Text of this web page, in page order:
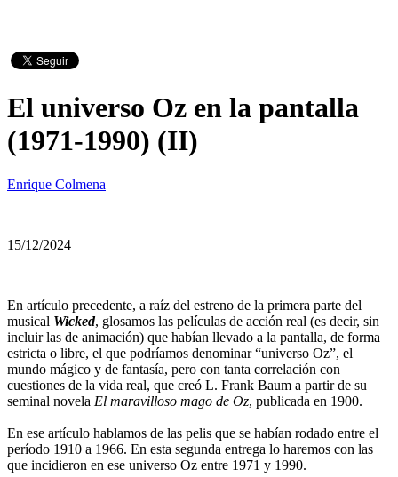
El universo Oz en la pantalla
(1971-1990) (II)
Enrique Colmena
15/12/2024
En artículo precedente, a raíz del estreno de la primera parte del
musical Wicked, glosamos las películas de acción real (es decir, sin
incluir las de animación) que habían llevado a la pantalla, de forma
estricta o libre, el que podríamos denominar “universo Oz”, el
mundo mágico y de fantasía, pero con tanta correlación con
cuestiones de la vida real, que creó L. Frank Baum a partir de su
seminal novela El maravilloso mago de Oz, publicada en 1900.
En ese artículo hablamos de las pelis que se habían rodado entre el
período 1910 a 1966. En esta segunda entrega lo haremos con las
que incidieron en ese universo Oz entre 1971 y 1990.